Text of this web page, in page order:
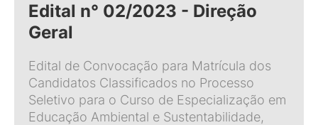
Edital n° 02/2023 - Direção
Geral
Edital de Convocação para Matrícula dos
Candidatos Classificados no Processo
Seletivo para o Curso de Especialização em
Educação Ambiental e Sustentabilidade,